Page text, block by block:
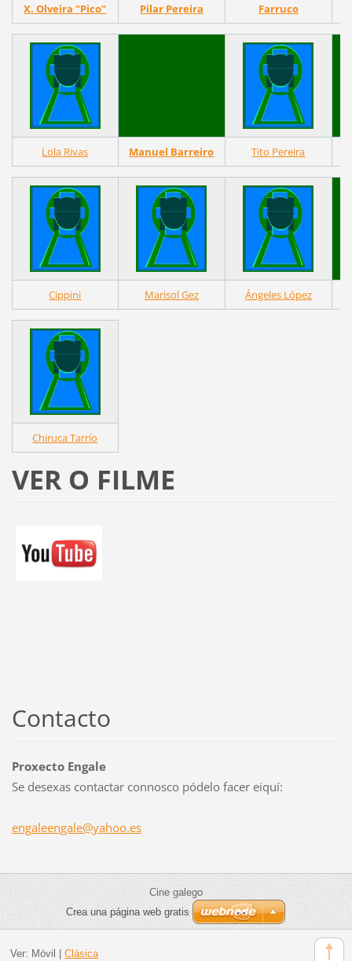
X. Olveira "Pico" Pilar Pereira Farruco
Lola Rivas Manuel Barreiro Tito Pereira
Cippini Marisol Gez Ángeles López
Chiruca Tarrío
VER O FILME
Contacto
Proxecto Engale
Se desexas contactar connosco pódelo facer eiquí:
engaleengale@yahoo.es
Cine galego
Crea una página web gratis
Ver: Móvil | Clásica